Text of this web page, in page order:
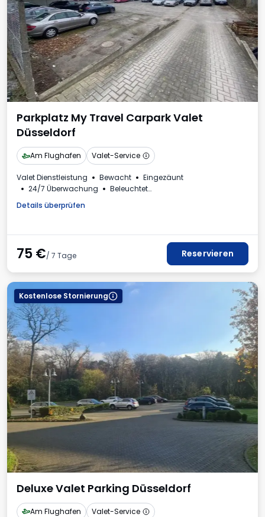
Parkplatz My Travel Carpark Valet
Düsseldorf
Am Flughafen Valet-Service
Valet Dienstleistung Bewacht
Eingezäunt
24/7 Überwachung
Beleuchtet
Details überprüfen
75€/ 7 Tage Reservieren
Kostenlose Stornierung
Deluxe Valet Parking Düsseldorf
Am Flughafen Valet-Service